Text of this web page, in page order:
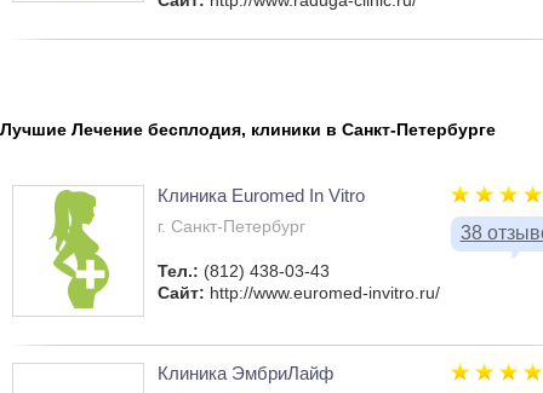
Лучшие Лечение бесплодия, клиники в Санкт-Петербурге
38
Клиника Euromed In Vitro
г. Санкт-Петербург
Тел.: (812) 438-03-43
Сайт: http://www.euromed-invitro.ru/
Клиника ЭмбриЛайф